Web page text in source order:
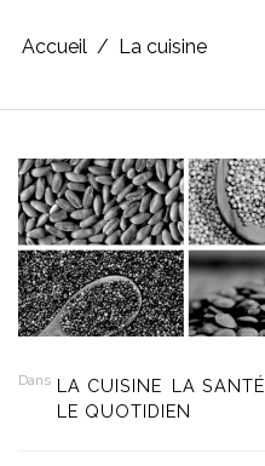
Accueil La cuisine
Dans LA CUISINE LA SANTÉ
LE QUOTIDIEN